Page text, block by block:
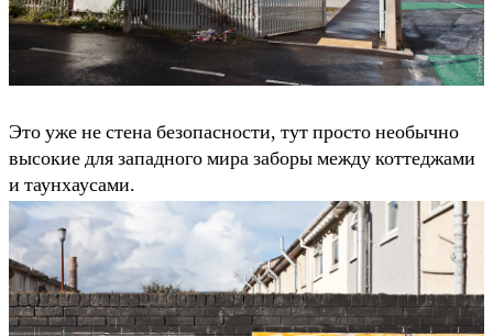
Это уже не стена безопасности, тут просто необычно
высокие для западного мира заборы между коттеджами
и таунхаусами.